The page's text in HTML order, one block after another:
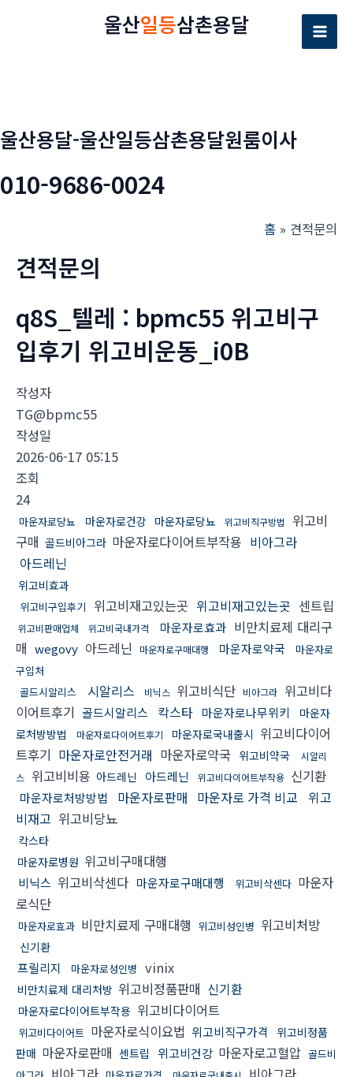
뛰
울산일등삼촌용달
Main
울산용달-울산일등삼촌용달원룸이사
010-9686-0024
홈 견적문의
견적문의
q8S_텔레 : bpmc55 위고비구
입후기 위고비운동_i0B
작성자
TG@bpmc55
작성일
2026-06-17 05:15
조회
24
마운자로당뇨 마운자로건강 마운자로당뇨 위고비직구방법
위고비
구매 골드비아그라 마운자로다이어트부작용 비아그라
아드레닌
위고비효과
위고비구입후기 위고비재고있는곳 위고비재고있는곳 센트립
위고비판매업체 위고비국내가격 마운자로효과 비만치료제 대리구
매 wegovy 아드레닌 마운자로구매대행 마운자로약국
마운자로
구입처
골드시알리스
시알리스 비닉스 위고비식단 비아그라 위고비다
이어트후기 골드시알리스 칵스타 마운자로나무위키
마운자
로처방방법
마운자로다이어트후기 마운자로국내출시 위고비다이어
트후기 마운자로안전거래 마운자로약국 위고비약국
시알리
스
위고비비용 아드레닌 아드레닌 위고비다이어트부작용 신기환
마운자로처방방법 마운자로판매 마운자로 가격 비교
위고
비재고 위고비당뇨
칵스타
마운자로병원 위고비구매대행
비닉스 위고비삭센다 마운자로구매대행 위고비삭센다 마운자
로식단
마운자로효과 비만치료제 구매대행 위고비성인병 위고비처방
신기환
프릴리지 마운자로성인병 vinix
비만치료제 대리처방 위고비정품판매 신기환
마운자로다이어트부작용 위고비다이어트
위고비다이어트 마운자로식이요법 위고비직구가격
위고비정품
판매 마운자로판매 센트립 위고비건강 마운자로고혈압 골드비